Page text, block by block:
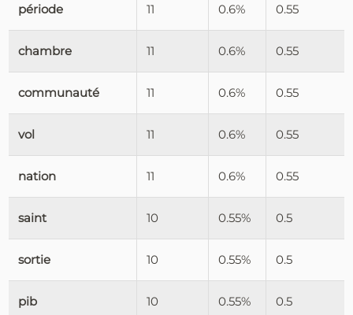
période 11 0.6% 0.55
chambre 11 0.6% 0.55
communauté 11 0.6% 0.55
vol 11 0.6% 0.55
nation 11 0.6% 0.55
saint 10 0.55% 0.5
sortie 10 0.55% 0.5
pib 10 0.55% 0.5